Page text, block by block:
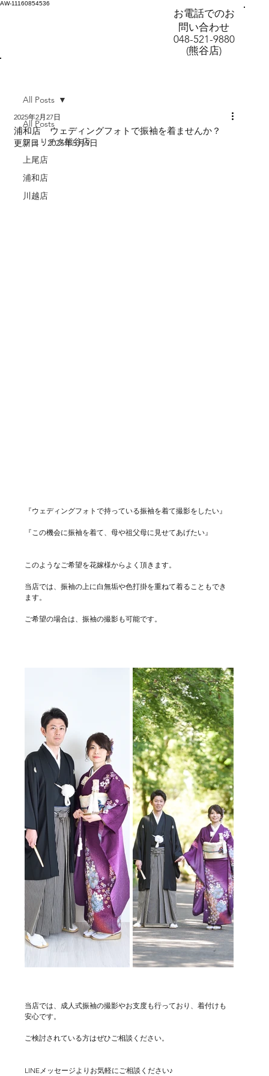
AW-11160854536
お電話でのお
問い合わせ
048-521-9880
(熊谷店)
All Posts
フェリチタ熊谷店
上尾店
浦和店
川越店
All Posts
浦和店 ウェディングフォトで振袖を着ませんか？
2025年2月27日
更新日：2025年5月9日
『ウェディングフォトで持っている振袖を着て撮影をしたい』
『この機会に振袖を着て、母や祖父母に見せてあげたい』
このようなご希望を花嫁様からよく頂きます。
当店では、振袖の上に白無垢や色打掛を重ねて着ることもでき
ます。
ご希望の場合は、振袖の撮影も可能です。
当店では、成人式振袖の撮影やお支度も行っており、着付けも
安心です。
ご検討されている方はぜひご相談ください。
LINEメッセージよりお気軽にご相談ください♪